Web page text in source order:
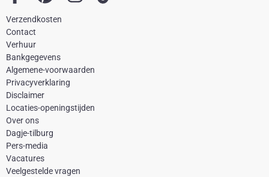
a
c
e
b
o
o
k
-
f
i
e
r
e
t
a
r
Verzendkosten
Contact
Verhuur
Bankgegevens
Algemene-voorwaarden
Privacyverklaring
Disclaimer
Locaties-openingstijden
Over ons
Dagje-tilburg
Pers-media
Vacatures
Veelgestelde vragen